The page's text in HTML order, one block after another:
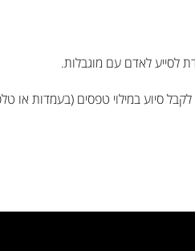
לסייע לאדם עם מוגבלות.
סיוע במילוי טפסים (בעמדות או